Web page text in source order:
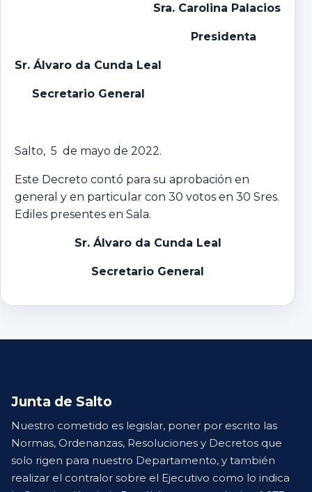
Sra. Carolina Palacios
Presidenta
Sr. Álvaro da Cunda Leal
Secretario General
Salto, 5 de mayo de 2022.
Este Decreto contó para su aprobación en
general y en particular con 30 votos en 30 Sres.
Ediles presentes en Sala.
Sr. Álvaro da Cunda Leal
Secretario General
Junta de Salto
Nuestro cometido es legislar, poner por escrito las
Normas, Ordenanzas, Resoluciones y Decretos que
solo rigen para nuestro Departamento, y también
realizar el contralor sobre el Ejecutivo como lo indica